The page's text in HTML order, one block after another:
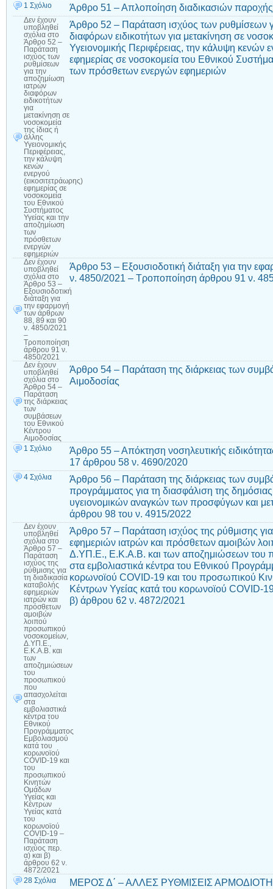
1 Σχόλιο Άρθρο 51 – Απλοποίηση διαδικασιών
Δεν έχουν
υποβληθεί
σχόλια στο
Άρθρο 52 –
Παράταση
ισχύος των
ρυθμίσεων
για την
αποζημίωση
ιατρών
διαφόρων
ειδικοτήτων
για
μετακίνηση σε
νοσοκομεία
της ίδιας ή
άλλης
Υγειονομικής
Περιφέρειας,
την κάλυψη
κενών
ενεργού
(εικοσιτετράωρης)
εφημερίας σε
νοσοκομεία
του Εθνικού
Συστήματος
Υγείας και την
αποζημίωση
των
πρόσθετων
ενεργών
εφημεριών
Άρθρο 52 – Παράταση ισχύος των ρυθμίσεων
διαφόρων ειδικοτήτων για μετακίνηση σε
Υγειονομικής Περιφέρειας, την κάλυψη κενών
εφημερίας σε νοσοκομεία του Εθνικού
των πρόσθετων ενεργών εφημεριών
Δεν έχουν
υποβληθεί
σχόλια στο
Άρθρο 53 –
Εξουσιοδοτική
διάταξη για
την εφαρμογή
των άρθρων
88, 89 και 90
ν. 4850/2021
–
Τροποποίηση
άρθρου 91 ν.
4850/2021
Άρθρο 53 – Εξουσιοδοτική διάταξη για την
ν. 4850/2021 – Τροποποίηση άρθρου 91 ν.
Δεν έχουν
υποβληθεί
σχόλια στο
Άρθρο 54 –
Παράταση
της διάρκειας
των
συμβάσεων
του Εθνικού
Κέντρου
Αιμοδοσίας
Άρθρο 54 – Παράταση της διάρκειας των
Αιμοδοσίας
1 Σχόλιο
Άρθρο 55 – Απόκτηση νοσηλευτικής
17 άρθρου 58 ν. 4690/2020
4 Σχόλια
Άρθρο 56 – Παράταση της διάρκειας των
προγράμματος για τη διασφάλιση της
υγειονομικών αναγκών των προσφύγων και
άρθρου 98 του ν. 4915/2022
Δεν έχουν
υποβληθεί
σχόλια στο
Άρθρο 57 –
Παράταση
ισχύος της
ρύθμισης για
τη διαδικασία
καταβολής
εφημεριών
ιατρών και
πρόσθετων
αμοιβών
λοιπού
προσωπικού
νοσοκομείων,
Δ.ΥΠ.Ε.,
Ε.Κ.Α.Β. και
των
αποζημιώσεων
του
προσωπικού
που
απασχολείται
στα
εμβολιαστικά
κέντρα του
Εθνικού
Προγράμματος
Εμβολιασμού
κατά του
κορωνοϊού
COVID-19 και
του
προσωπικού
Κινητών
Ομάδων
Υγείας και
Κέντρων
Υγείας κατά
του
κορωνοϊού
COVID-19 –
Παράταση
ισχύος περ.
α) και β)
άρθρου 62 ν.
4872/2021
Άρθρο 57 – Παράταση ισχύος της ρύθμισης για
εφημεριών ιατρών και πρόσθετων αμοιβών
Δ.ΥΠ.Ε., Ε.Κ.Α.Β. και των αποζημιώσεων του
στα εμβολιαστικά κέντρα του Εθνικού
κορωνοϊού COVID-19 και του προσωπικού
Κέντρων Υγείας κατά του κορωνοϊού COVID-
β) άρθρου 62 ν. 4872/2021
28 Σχόλια
ΜΕΡΟΣ Δ΄ – ΑΛΛΕΣ ΡΥΘΜΙΣΕΙΣ